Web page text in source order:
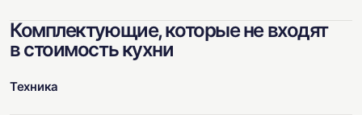
Комплектующие, которые не входят
в стоимость кухни
Техника